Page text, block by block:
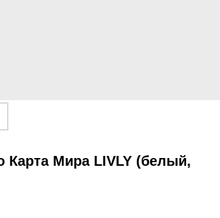
Карта Мира LIVLY (белый,